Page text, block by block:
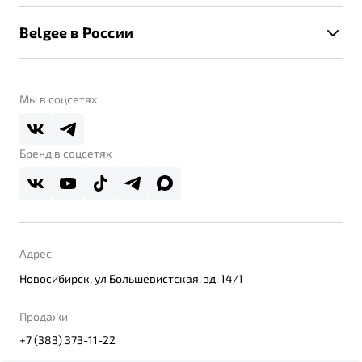
Калькулятор ТО
Помощь на дорогах
Belgee Линк
Belgee Плюс
Реферальная программа
Контакты
Belgee в России
О дилерском центре
Правовая информация
Мы в соцсетях
Бренд в соцсетях
Адрес
Новосибирск, ул Большевистская, зд. 14/1
Продажи
+7 (383) 373-11-22